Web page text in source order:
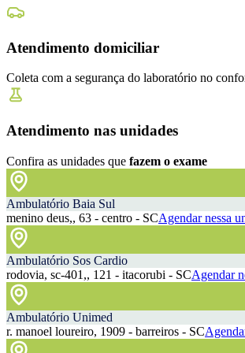
Atendimento domiciliar
Coleta com a segurança do laboratório no
Atendimento nas unidades
Confira as unidades que fazem o exame
Ambulatório Baia Sul
menino deus,, 63 - centro - SCAgendar nessa
Ambulatório Sos Cardio
rodovia, sc-401,, 121 - itacorubi - SCAgendar
Ambulatório Unimed
r. manoel loureiro, 1909 - barreiros - SC